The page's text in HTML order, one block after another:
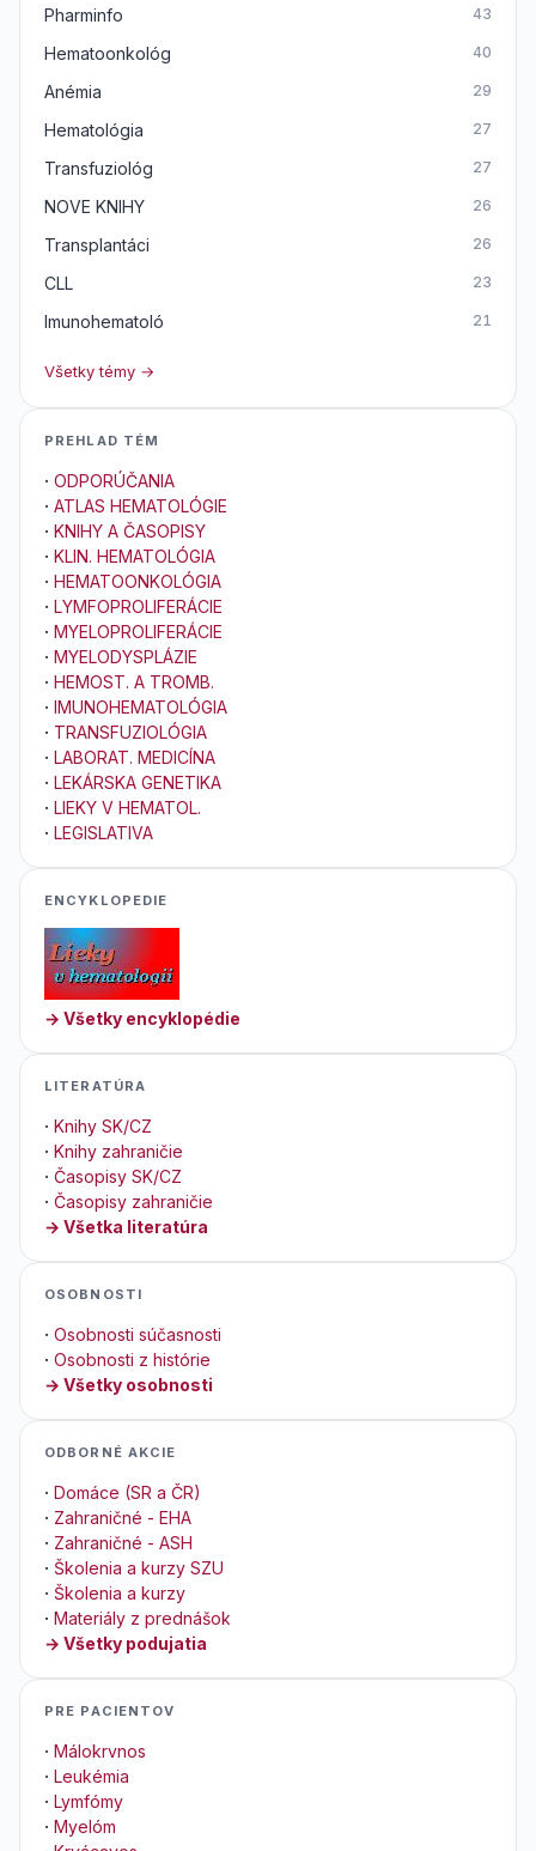
Pharminfo 43
Hematoonkológ 40
Anémia 29
Hematológia 27
Transfuziológ 27
NOVE KNIHY 26
Transplantáci 26
CLL 23
Imunohematoló 21
Všetky témy →
PREHLAD TÉM
· ODPORÚČANIA
· ATLAS HEMATOLÓGIE
· KNIHY A ČASOPISY
· KLIN. HEMATOLÓGIA
· HEMATOONKOLÓGIA
· LYMFOPROLIFERÁCIE
· MYELOPROLIFERÁCIE
· MYELODYSPLÁZIE
· HEMOST. A TROMB.
· IMUNOHEMATOLÓGIA
· TRANSFUZIOLÓGIA
· LABORAT. MEDICÍNA
· LEKÁRSKA GENETIKA
· LIEKY V HEMATOL.
· LEGISLATIVA
ENCYKLOPEDIE
→ Všetky encyklopédie
LITERATÚRA
· Knihy SK/CZ
· Knihy zahraničie
· Časopisy SK/CZ
· Časopisy zahraničie
→ Všetka literatúra
OSOBNOSTI
· Osobnosti súčasnosti
· Osobnosti z histórie
→ Všetky osobnosti
ODBORNÉ AKCIE
· Domáce (SR a ČR)
· Zahraničné - EHA
· Zahraničné - ASH
· Školenia a kurzy SZU
· Školenia a kurzy
· Materiály z prednášok
→ Všetky podujatia
PRE PACIENTOV
· Málokrvnos
· Leukémia
· Lymfómy
· Myelóm